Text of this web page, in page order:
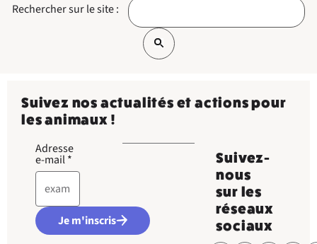
Rechercher sur le site :
Suivez nos actualités et actions pour
les animaux !
Adresse
e-mail*
Je m'inscris
Suivez-
nous
sur les
réseaux
sociaux